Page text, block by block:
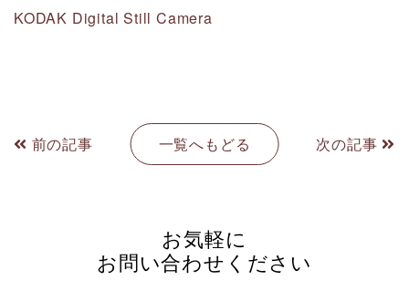
KODAK Digital Still Camera
前の記事 一覧へもどる 次の記事
お気軽に
お問い合わせください